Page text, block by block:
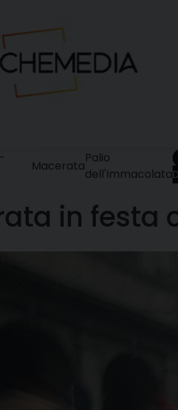
Macerata
Palio
dell'Immacolata
in festa